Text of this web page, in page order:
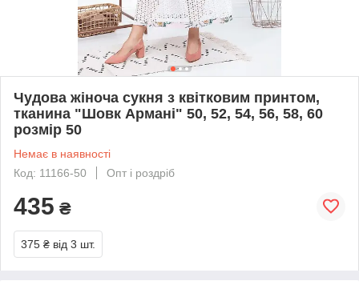
Чудова жіноча сукня з квітковим принтом,
тканина "Шовк Армані" 50, 52, 54, 56, 58, 60
розмір 50
Немає в наявності
Код: 11166-50
Опт і роздріб
435 ₴
375 ₴ від 3 шт.